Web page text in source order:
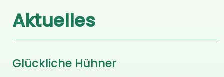
Aktuelles
Glückliche Hühner